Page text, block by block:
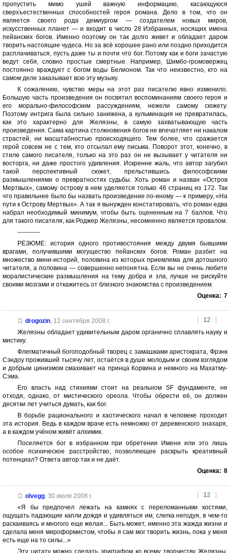
пропустить мимо ушей важную информацию, касающуюся
сверхъестественных способностей героя романа. Дело в том, что он
является своего рода демиургом — создателем новых миров,
искусственных планет — и входит в число 28 Избранных, носящих имена
пейанских богов. Именно поэтому он так долго живет и обладает даром
творить настоящие чудеса. Но за всё хорошее рано или поздно приходится
расплачиваться, пусть даже ты и почти что бог. Потому как и боги зачастую
ведут себя, словно простые смертные. Например, Шимбо-громовержец
постоянно враждует с богом воды Белионом. Так что неизвестно, кто на
самом деле заказывает всю эту музыку.
К сожалению, чувство меры на этот раз писателю явно изменило.
Большую часть произведения он посвятил воспоминаниям своего героя и
его морально-философским рассуждениям, нежели самому сюжету.
Поэтому интрига была сильно занижена, а кульминация не превратилась,
как это характерно для Желязны, в самую захватывающую часть
произведения. Сама картина столкновения богов не впечатляет ни накалом
страстей, ни масштабностью происходящего. Тем более, что сражается
герой совсем не с тем, кто отсылал ему письма. Поворот этот, конечно, в
стиле самого писателя, только на это раз он не вызывает у читателя ни
восторга, ни даже простого удивления. Искренне жаль, что автор загубил
такой перспективный сюжет, прельстившись философскими
размышлениями о превратностях судьбы. Хоть роман и назван «Остров
Мертвых», самому острову в нем уделяется только 46 страниц из 172. Так
что правильнее было бы назвать произведение по-иному — к примеру, «На
пути к Острову Мертвых». А так я вынужден констатировать, что роман едва
набрал необходимый минимум, чтобы быть оцененным на 7 баллов. Что
для такого писателя, как Роджер Желязны, несомненно является провалом.
-----------
РЕЗЮМЕ: история одного противостояния между двумя бывшими
врагами, получившими могущество пейанских богов. Роман разбит на
множество мини-историй, половина из которых приемлема для дотошного
читателя, а половина — совершенно непонятна. Если вы не очень любите
моралистические размышления на тему добра и зла, лучше не рискуйте
своими мозгами и откажитесь от близкого знакомства с произведением.
Оценка: 7
[ 12 ]
drogozin, 12 сентября 2008 г.
Желязны обладает удивительным даром органично сплавлять науку и
мистику.
Флегматичный богоподобный творец с замашками аристократа, Фрэнк
Сэндоу проживший тысячу лет, остаётся в душе молодым и своим взглядом
и добрым цинизмом смахивает на принца Корвина и немного на Махатму-
Сэма.
Его власть над стихиями стоит на реальном SF фундаменте, не
отходя, однако, от мистического ореола. Чтобы обрести её, он должен
десятки лет учиться думать, как бог.
В борьбе рационального и хаотического начал в человеке проходит
эта история. Ведь в каждом враче есть немножко от деревенского знахаря,
а в каждом учёном живёт алхимик.
Поселяется бог в избранном при обретении Имени или это лишь
особое психическое расстройство, позволяющее раскрыть креативный
потенциал? Ответа автор так и не даёт.
Оценка: 8
[ 12 ]
olvegg, 30 июля 2008 г.
«Я бы предпочел лежать на камнях с переломанными костями,
ощущать падающие капли дождя и удивляться им, слегка негодуя, в чем-то
раскаиваясь и многого еще желая... Быть может, именно эта жажда жизни и
сделала меня мироформистом, чтобы я сам мог творить жизнь, пока у меня
есть еще на то силы...»
Эту цитату можно сделать эпиграфом ко всему творчеству Желязны.